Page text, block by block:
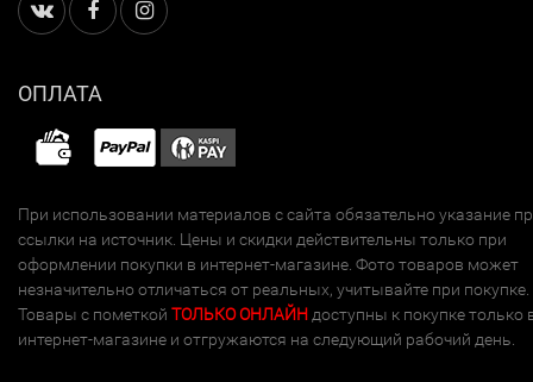
ОПЛАТА
При использовании материалов с сайта обязательно указание
ссылки на источник. Цены и скидки действительны только при
оформлении покупки в интернет-магазине. Фото товаров может
незначительно отличаться от реальных, учитывайте при покупке.
Товары с пометкой ТОЛЬКО ОНЛАЙН доступны к покупке только
интернет-магазине и отгружаются на следующий рабочий день.